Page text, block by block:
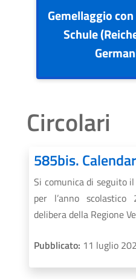
Gemellaggio con
Schule
Circolari
Si comunica di seguito
per l’anno
delibera della Regione
Pubblicato: 11 luglio